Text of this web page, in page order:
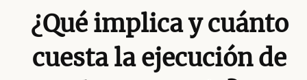
¿Qué implica y cuánto
cuesta la ejecución de